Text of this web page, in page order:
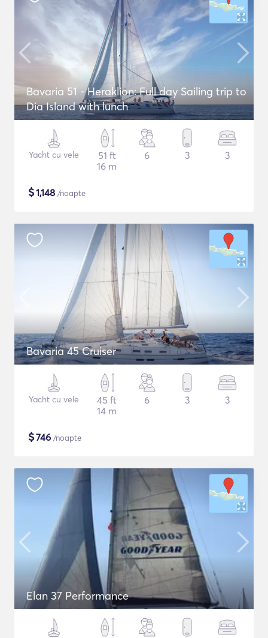
Bavaria 51 - Heraklion: Full day Sailing trip to
Dia Island with lunch
Yacht cu vele
51 ft
16 m
6 3 3
$1,148 /noapte
Bavaria 45 Cruiser
Yacht cu vele
45 ft
14 m
6 3 3
$746 /noapte
Elan 37 Performance